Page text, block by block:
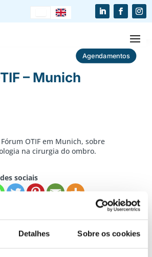
Detalhes Sobre os cookies
Agendamentos
– Munich
OTIF em Munich, sobre
na cirurgia do ombro.
sociais